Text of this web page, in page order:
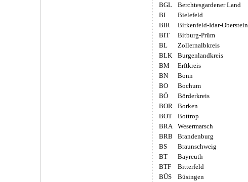
BGL
Berchtesgardener Land
BI
Bielefeld
BIR
Birkenfeld-Idar-Oberstein
BIT
Bitburg-Prüm
BL
Zollernalbkreis
BLK
Burgenlandkreis
BM
Erftkreis
BN
Bonn
BO
Bochum
BÖ
Börderkreis
BOR
Borken
BOT
Bottrop
BRA
Wesermarsch
BRB
Brandenburg
BS
Braunschweig
BT
Bayreuth
BTF
Bitterfeld
BÜS
Büsingen